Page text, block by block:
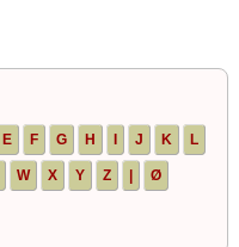
E F G H I J K L
W X Y Z | Ø